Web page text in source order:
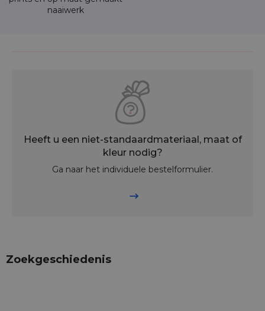
Voor een goede hygiëne is regelmatig onderhoud belangrijk.
Schud kruimels na gebruik uit de zak en neem de
Technische specificaties
Specificatie
Producttype
Katoenen broodzak / broodtas voor brood
en gebak
1 herbruikbare stoffen broodzak
Buitenmateriaal 100% katoen, 130 g/m²
winkels en thuisgebruik
naaiwerk
Heeft u een niet-standaardmateriaal, maat of
kleur nodig?
Ga naar het individuele bestelformulier.
Zoekgeschiedenis